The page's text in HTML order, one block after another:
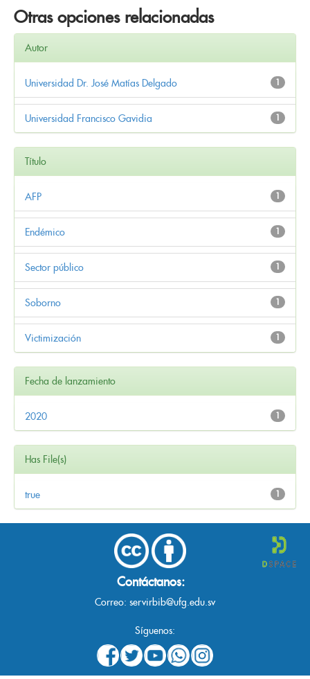
Otras opciones relacionadas
Autor
1
Universidad Dr. José Matías Delgado
1
Universidad Francisco Gavidia
Título
1
AFP
1
Endémico
1
Sector público
1
Soborno
1
Victimización
Fecha de lanzamiento
1
2020
Has File(s)
1
true
Contáctanos:
Correo: servirbib@ufg.edu.sv
Síguenos: